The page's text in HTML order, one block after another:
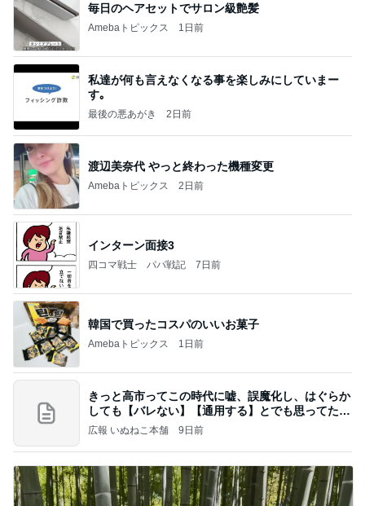
毎日のヘアセットでサロン級艶髪
Amebaトピックス 1日前
私達が何も言えなくなる事を楽しみにしていまー
す｡
最後の悪あがき 2日前
渡辺美奈代 やっと終わった機種変更
Amebaトピックス 2日前
インターン面接3
四コマ戦士 パパ戦記 7日前
韓国で買ったコスパのいいお菓子
Amebaトピックス 1日前
きっと高市ってこの時代に嘘、誤魔化し、はぐらか
しても【バレない】【通用する】とでも思ってたん
だろ
広報 いぬねこ本舗 9日前